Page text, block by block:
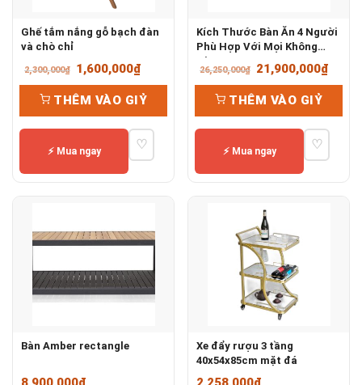
Ghế tắm nắng gỗ bạch đàn
và chò chỉ
2,300,000₫
Giá
gốc
là:
2,300,000₫.
1,600,000₫Giá
hiện
tại
là:
1,600,000₫.
THÊM VÀO GIỶ
⚡ Mua ngay ♡
Kích Thước Bàn Ăn 4 Người
Phù Hợp Với Mọi Không
Gian
26,250,000₫
Giá
gốc
là:
26,250,000₫.
21,900,000₫Giá
hiện
THÊM VÀO GIỶ
⚡ Mua ngay ♡
Bàn Amber rectangle
Xe đẩy rượu 3 tầng
40x54x85cm mặt đá